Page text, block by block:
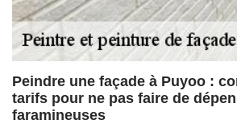
Peindre une façade à Puyoo :
tarifs pour ne pas faire de
faramineuses